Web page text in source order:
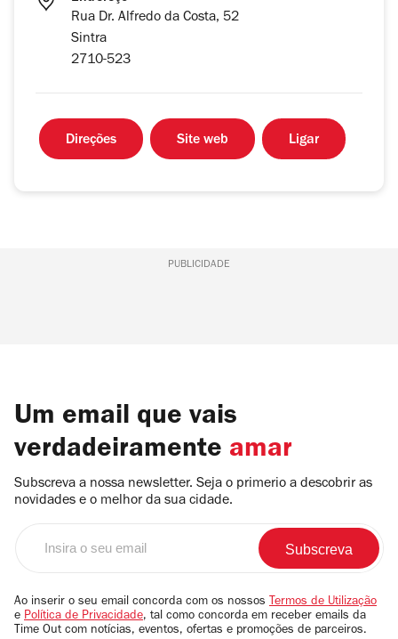
Rua Dr. Alfredo da Costa, 52
Sintra
2710-523
Direções Site web Ligar
PUBLICIDADE
Um email que vais
verdadeiramente amar
Subscreva a nossa newsletter. Seja o primerio a descobrir as
novidades e o melhor da sua cidade.
email
Ao inserir o seu email concorda com os nossos Termos de Utilização
e Política de Privacidade, tal como concorda em receber emails da
Time Out com notícias, eventos, ofertas e promoções de parceiros.